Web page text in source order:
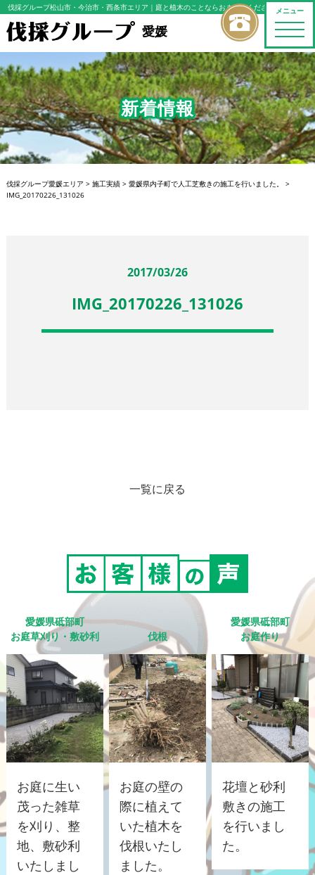
メニュー
toggle
伐採グループ松山市・今治市・西条市エリア ｜庭と植木のことならおまかせください
愛媛
新着情報
伐採グループ愛媛エリア > 施工実績> 愛媛県内子町で人工芝敷きの施工を行いました。
>
IMG_20170226_131026
2017/03/26
IMG_20170226_131026
一覧に戻る
愛媛県砥部町
お庭草刈り・敷砂利
お庭に生い
茂った雑草
を刈り、整
地、敷砂利
いたしまし
伐根
お庭の壁の
際に植えて
いた植木を
伐根いたし
ました。
愛媛県砥部町
お庭作り
花壇と砂利
敷きの施工
を行いまし
た。